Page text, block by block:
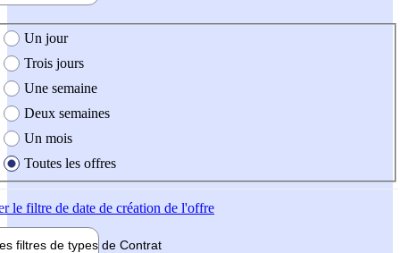
création de l'offre
Un jour
Trois jours
Une semaine
Deux semaines
Un mois
Toutes les offres
le filtre de date de création de l'offre
filtres de types de Contrat